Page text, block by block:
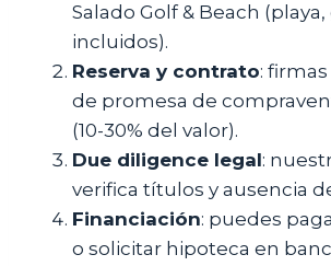
Salado Golf & Beach (playa,
incluidos).
Reserva y contrato:
de promesa de
(10-30% del valor).
Due diligence legal:
verifica títulos y ausencia
Financiación: puedes
o solicitar hipoteca en